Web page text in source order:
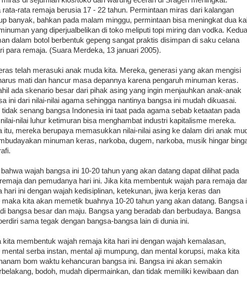
rata-rata remaja berusia 17 - 22 tahun. Permintaan miras dari kalangan
banyak, bahkan pada malam minggu, permintaan bisa meningkat dua
yang diperjualbelikan di toko meliputi topi miring dan vodka. Kedua
dalam botol berbentuk gepeng sangat praktis disimpan di saku celana
para remaja. (Suara Merdeka, 13 januari 2005).
telah merasuki anak muda kita. Mereka, generasi yang akan mengisi
mati dan hancur masa depannya karena pengaruh minuman keras.
ada skenario besar dari pihak asing yang ingin menjauhkan anak-anak
ini dari nilai-nilai agama sehingga nantinya bangsa ini mudah dikuasai.
tidak senang bangsa Indonesia ini taat pada agama sebab ketaatan pada
nilai luhur ketimuran bisa menghambat industri kapitalisme mereka.
itu, mereka berupaya memasukkan nilai-nilai asing ke dalam diri anak
minuman keras, narkoba, dugem, narkoba, musik hingar
wajah bangsa ini 10-20 tahun yang akan datang dapat dilihat pada
dan pemudanya hari ini. Jika kita membentuk wajah para remaja
hari ini dengan wajah kedisiplinan, ketekunan, jiwa kerja keras dan
maka kita akan memetik buahnya 10-20 tahun yang akan datang. Bangsa
bangsa besar dan maju. Bangsa yang beradab dan berbudaya. Bangsa
sama tegak dengan bangsa-bangsa lain di dunia ini.
kita membentuk wajah remaja kita hari ini dengan wajah kemalasan,
mental serba instan, mental aji mumpung, dan mental korupsi, maka kita
bom waktu kehancuran bangsa ini. Bangsa ini akan semakin
bodoh, mudah dipermainkan, dan tidak memiliki kewibaan dan